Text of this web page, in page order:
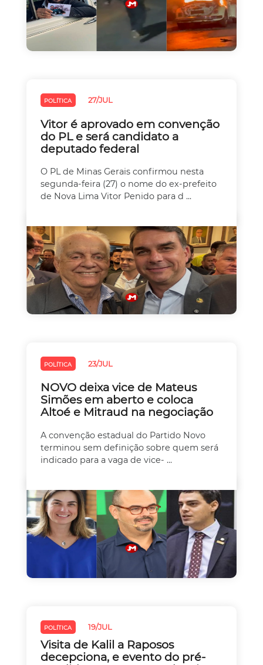
POLÍTICA 27/JUL
Vitor é aprovado em convenção
do PL e será candidato a
deputado federal
O PL de Minas Gerais confirmou nesta
segunda-feira (27) o nome do ex-prefeito
de Nova Lima Vitor Penido para d ...
POLÍTICA 23/JUL
NOVO deixa vice de Mateus
Simões em aberto e coloca
Altoé e Mitraud na negociação
A convenção estadual do Partido Novo
terminou sem definição sobre quem será
indicado para a vaga de vice- ...
POLÍTICA 19/JUL
Visita de Kalil a Raposos
decepciona, e evento do pré-